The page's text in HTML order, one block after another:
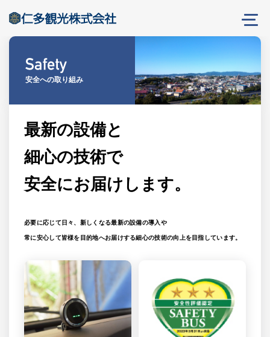
安全への取り組み
最新の設備と
細心の技術で
安全にお届けします。
必要に応じて日々、新しくなる最新の設備の導入や
常に安心して皆様を目的地へお届けする細心の技術の向上を目指しています。